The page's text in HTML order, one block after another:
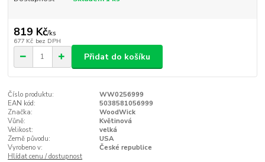
819 Kč/ks
677 Kč bez DPH
Přidat do košíku
Číslo produktu:
WW0256999
EAN kód:
5038581056999
Značka:
WoodWick
Vůně:
Květinová
Velikost:
velká
Země původu:
USA
Vyrobeno v:
České republice
Hlídat cenu / dostupnost